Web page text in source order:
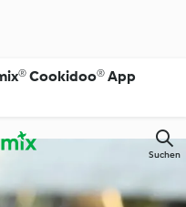
Cookidoo® App
Suchen